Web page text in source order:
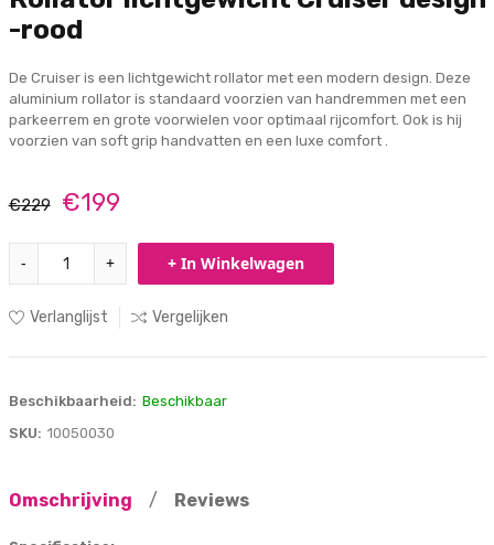
-rood
De Cruiser is een lichtgewicht rollator met een modern design. Deze
aluminium rollator is standaard voorzien van handremmen met een
parkeerrem en grote voorwielen voor optimaal rijcomfort. Ook is hij
voorzien van soft grip handvatten en een luxe comfort .
€229 €199
- + + In Winkelwagen
Verlanglijst Vergelijken
Beschikbaarheid: Beschikbaar
SKU: 10050030
Omschrijving / Reviews